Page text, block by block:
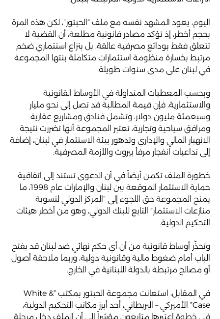
اليوم، يعود المشهد نفسه مع ملف “الحبتور”، لكن هذه المرة
بحجم أخطر، إذ تؤكد مصادر قانونية مطلعة، أن القضية لا
تتعلق فقط بودائع مصرفية عالقة، بل بنزاع استثماري ضخم
مرتبط بخسارة منظومة استثمارات متكاملة بنتها المجموعة
في لبنان على مدى سنوات طويلة.
وبحسب المعطيات المتداولة في الأوساط القانونية
والاستثمارية، فإن قيمة المطالبة قد تصل إلى نحو مليار
وسبعمئة مليون دولار، وتشمل فنادق ومشاريع عقارية
ومرافق سياحية وتجارية، تعتبر المجموعة أنها تضررت نتيجة
الانهيار المالي والإداري وتدهور بيئة الاستثمار في لبنان، إضافة
إلى تداعيات انفجار مرفأ بيروت والأزمة المصرفية.
خطورة الملف تكمن أيضاً في أن الدعوى تستند إلى اتفاقية
حماية الاستثمار الموقعة بين لبنان والإمارات عام 1998، ما
يمنح المجموعة حق اللجوء إلى “المركز الدولي لتسوية
منازعات الاستثمار” التابع للبنك الدولي، وهو من أخطر هيئات
التحكيم الدولية.
وتحذّر أوساط قانونية من أن أي حكم نهائي ضد لبنان قد يفتح
الباب أمام ضغوط مالية وقانونية دولية، وربما ملاحقة أصول
أو مصالح مرتبطة بالدولة اللبنانية في الخارج.
في المقابل، استعانت مجموعة الحبتور بمكتب “White &
Case” الأميركي – البريطاني، أحد أبرز مكاتب التحكيم الدولية،
في خطوة اعتبرها متابعون مؤشراً إلى أن الملف دخل مرحلة